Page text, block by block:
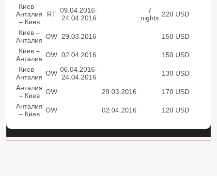
Киев –
Анталия
– Киев
RT 09.04.2016-
24.04.2016
7
nights 220 USD
Киев –
Анталия OW 29.03.2016
150 USD
Киев –
Анталия OW 02.04.2016
150 USD
Киев –
Анталия OW 06.04.2016-
24.04.2016
130 USD
Анталия
– Киев
OW 29.03.2016
170 USD
Анталия
– Киев
OW 02.04.2016 120 USD